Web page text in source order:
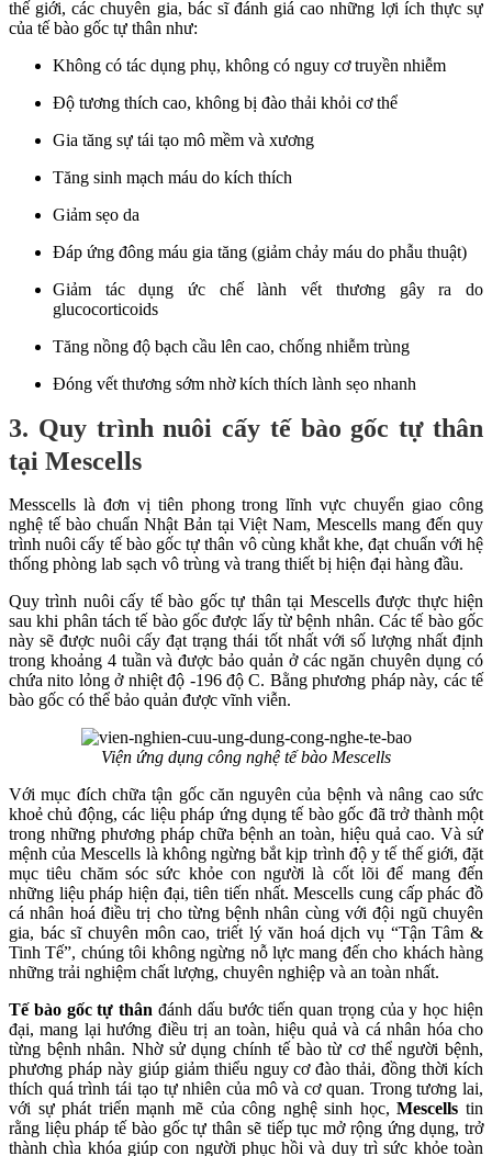
thế giới, các chuyên gia, bác sĩ đánh giá cao những lợi ích thực sự
của tế bào gốc tự thân như:
Không có tác dụng phụ, không có nguy cơ truyền nhiễm
Độ tương thích cao, không bị đào thải khỏi cơ thể
Gia tăng sự tái tạo mô mềm và xương
Tăng sinh mạch máu do kích thích
Giảm sẹo da
Đáp ứng đông máu gia tăng (giảm chảy máu do phẫu thuật)
Giảm tác dụng ức chế lành vết thương gây ra do
glucocorticoids
Tăng nồng độ bạch cầu lên cao, chống nhiễm trùng
Đóng vết thương sớm nhờ kích thích lành sẹo nhanh
3. Quy trình nuôi cấy tế bào gốc tự thân
tại Mescells
Messcells là đơn vị tiên phong trong lĩnh vực chuyển giao công
nghệ tế bào chuẩn Nhật Bản tại Việt Nam, Mescells mang đến quy
trình nuôi cấy tế bào gốc tự thân vô cùng khắt khe, đạt chuẩn với hệ
thống phòng lab sạch vô trùng và trang thiết bị hiện đại hàng đầu.
Quy trình nuôi cấy tế bào gốc tự thân tại Mescells được thực hiện
sau khi phân tách tế bào gốc được lấy từ bệnh nhân. Các tế bào gốc
này sẽ được nuôi cấy đạt trạng thái tốt nhất với số lượng nhất định
trong khoảng 4 tuần và được bảo quản ở các ngăn chuyên dụng có
chứa nito lỏng ở nhiệt độ -196 độ C. Bằng phương pháp này, các tế
bào gốc có thể bảo quản được vĩnh viễn.
Viện ứng dụng công nghệ tế bào Mescells
Với mục đích chữa tận gốc căn nguyên của bệnh và nâng cao sức
khoẻ chủ động, các liệu pháp ứng dụng tế bào gốc đã trở thành một
trong những phương pháp chữa bệnh an toàn, hiệu quả cao. Và sứ
mệnh của Mescells là không ngừng bắt kịp trình độ y tế thế giới, đặt
mục tiêu chăm sóc sức khỏe con người là cốt lõi để mang đến
những liệu pháp hiện đại, tiên tiến nhất. Mescells cung cấp phác đồ
cá nhân hoá điều trị cho từng bệnh nhân cùng với đội ngũ chuyên
gia, bác sĩ chuyên môn cao, triết lý văn hoá dịch vụ “Tận Tâm &
Tinh Tế”, chúng tôi không ngừng nỗ lực mang đến cho khách hàng
những trải nghiệm chất lượng, chuyên nghiệp và an toàn nhất.
Tế bào gốc tự thân đánh dấu bước tiến quan trọng của y học hiện
đại, mang lại hướng điều trị an toàn, hiệu quả và cá nhân hóa cho
từng bệnh nhân. Nhờ sử dụng chính tế bào từ cơ thể người bệnh,
phương pháp này giúp giảm thiểu nguy cơ đào thải, đồng thời kích
thích quá trình tái tạo tự nhiên của mô và cơ quan. Trong tương lai,
với sự phát triển mạnh mẽ của công nghệ sinh học,Mescells tin
rằng liệu pháp tế bào gốc tự thân sẽ tiếp tục mở rộng ứng dụng, trở
thành chìa khóa giúp con người phục hồi và duy trì sức khỏe toàn